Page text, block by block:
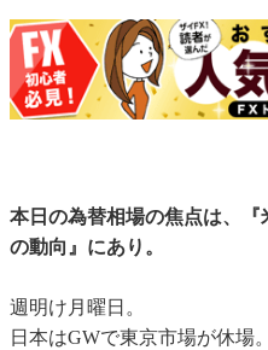
本日の為替相場の焦点は、
の動向』にあり。
週明け月曜日。
日本はGWで東京市場が休場。